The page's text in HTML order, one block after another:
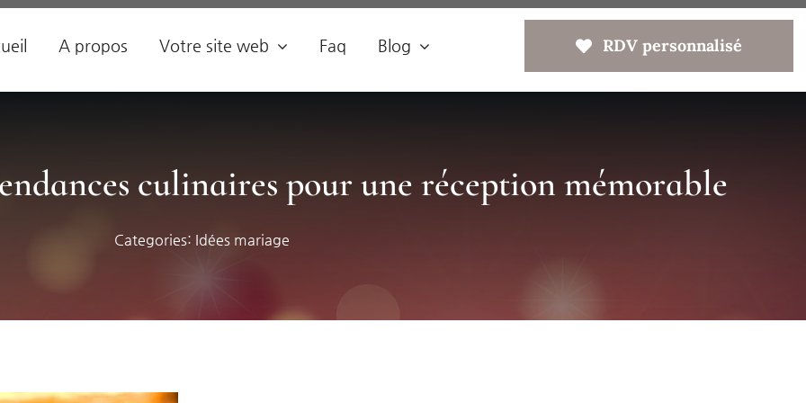
A propos Votre site web Faq Blog RDV personnalisé
culinaires pour une réception mémorable
Categories: Idées mariage